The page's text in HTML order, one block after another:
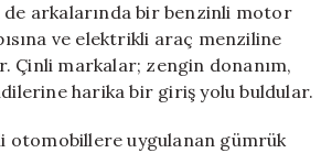
arkalarında bir benzinli motor
ve elektrikli araç menziline
Çinli markalar; zengin donanım,
harika bir giriş yolu buldular.
otomobillere uygulanan gümrük